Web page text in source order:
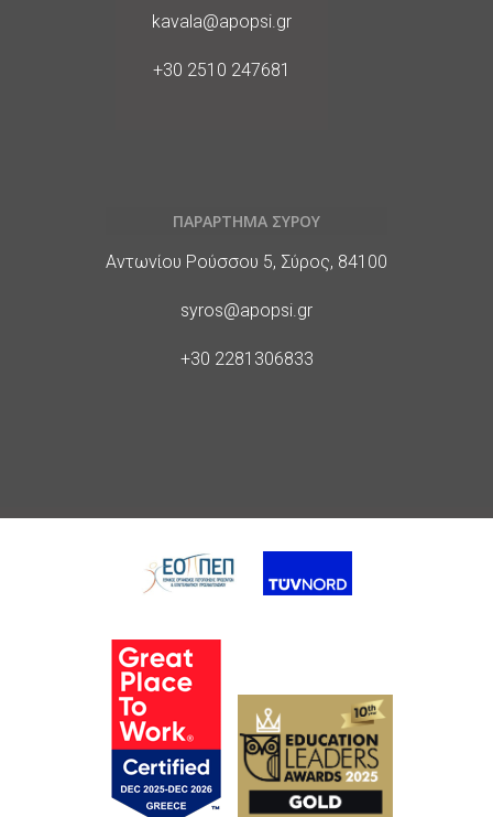
E-
kavala@apopsi.gr
Phone
+30 2510 247681
ΠΑΡΑΡΤΗΜΑ ΣΥΡΟΥ
Διεύθυνση
Αντωνίου Ρούσσου 5, Σύρος, 84100
E-
syros@apopsi.gr
Phone
+30 2281306833